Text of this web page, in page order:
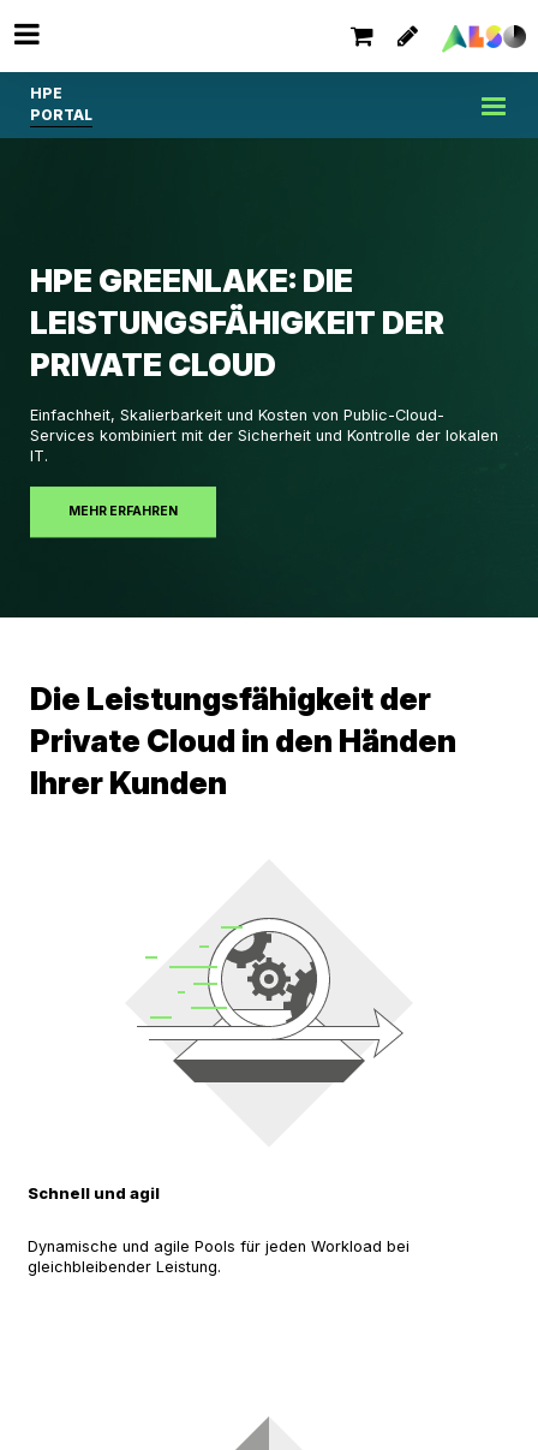
HPE
PORTAL
HPE GREENLAKE: DIE
LEISTUNGSFÄHIGKEIT DER
PRIVATE CLOUD
Einfachheit, Skalierbarkeit und Kosten von Public-Cloud-
Services kombiniert mit der Sicherheit und Kontrolle der lokalen
IT.
MEHR ERFAHREN
Die Leistungsfähigkeit der
Private Cloud in den Händen
Ihrer Kunden
Schnell und agil
Dynamische und agile Pools für jeden Workload bei
gleichbleibender Leistung.